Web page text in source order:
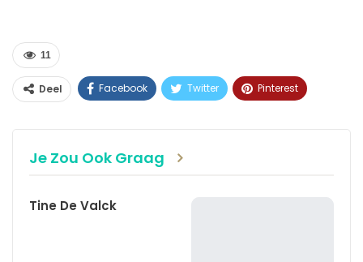
11
Deel Facebook Twitter Pinterest
Je Zou Ook Graag
Tine De Valck